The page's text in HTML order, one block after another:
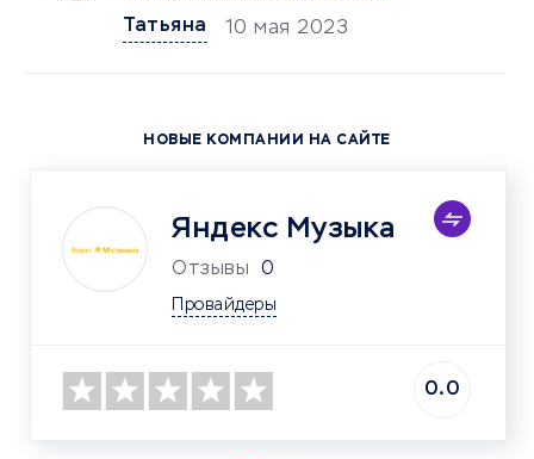
Татьяна
10 мая 2023
НОВЫЕ КОМПАНИИ НА САЙТЕ
Яндекс Музыка
Отзывы 0
Провайдеры
0.0